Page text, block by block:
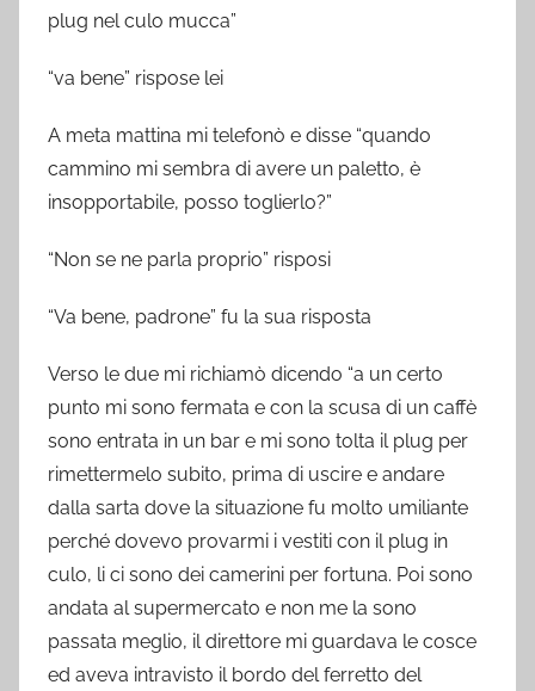
plug nel culo mucca”
“va bene” rispose lei
A meta mattina mi telefonò e disse “quando
cammino mi sembra di avere un paletto, è
insopportabile, posso toglierlo?”
“Non se ne parla proprio” risposi
“Va bene, padrone” fu la sua risposta
Verso le due mi richiamò dicendo “a un certo
punto mi sono fermata e con la scusa di un caffè
sono entrata in un bar e mi sono tolta il plug per
rimettermelo subito, prima di uscire e andare
dalla sarta dove la situazione fu molto umiliante
perché dovevo provarmi i vestiti con il plug in
culo, li ci sono dei camerini per fortuna. Poi sono
andata al supermercato e non me la sono
passata meglio, il direttore mi guardava le cosce
ed aveva intravisto il bordo del ferretto del